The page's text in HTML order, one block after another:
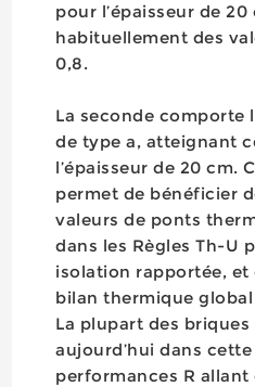
pour l’épaisseur de
habituellement des
0,8.
La seconde comporte
de type a, atteignant
l’épaisseur de 20 cm.
permet de bénéficier
valeurs de ponts
dans les Règles Th-U
isolation rapportée, et
bilan thermique
La plupart des
aujourd’hui dans
performances R allant